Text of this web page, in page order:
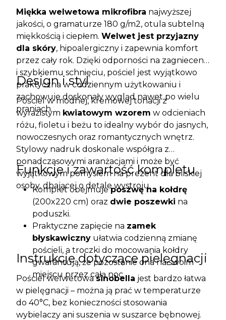
Miękka welwetowa mikrofibra najwyższej
jakości, o gramaturze 180 g/m2, otula subtelną
miękkością i ciepłem. Welwet jest przyjazny
dla skóry, hipoalergiczny i zapewnia komfort
przez cały rok. Dzięki odporności na zagniecenia
i szybkiemu schnięciu, pościel jest wyjątkowo
praktyczna w codziennym użytkowaniu i
zachowuje doskonały wygląd nawet po wielu
praniach.
Design i styl
Pościel w modnej, kremowej tonacji z
wyrazistym kwiatowym wzorem w odcieniach
różu, fioletu i beżu to idealny wybór do jasnych,
nowoczesnych oraz romantycznych wnętrz.
Stylowy nadruk doskonale współgra z
ponadczasowymi aranżacjami i może być
wyjątkowym pomysłem na prezent dla bliskiej
osoby, dbającej o detale wystroju.
Funkcje i zawartość kompletu
Komplet obejmujeposzwę na kołdrę
(200x220 cm) oraz dwie poszewki na
poduszki.
Praktyczne zapięcie na zamek
błyskawiczny ułatwia codzienną zmianę
pościeli, a troczki do mocowania kołdry
gwarantują, że pozostanie ona na swoim
miejscu przez całą noc.
Instrukcje dotyczące pielęgnacji
Pościel welwetowasinobella jest bardzo łatwa
w pielęgnacji – można ją prać w temperaturze
do 40°C, bez konieczności stosowania
wybielaczy ani suszenia w suszarce bębnowej.